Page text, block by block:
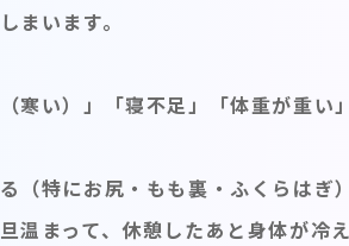
まいます。
寒い）」「寝不足」「体重が重い
（特にお尻・もも裏・ふくらはぎ）
温まって、休憩したあと身体が冷